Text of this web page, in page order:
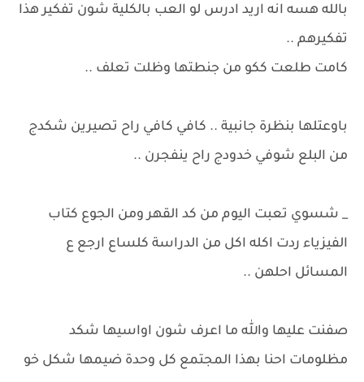
بالله هسه انه اريد ادرس لو العب بالكلية شون تفكير هذا
تفكيرهم ..
كامت طلعت ككو من جنطتها وظلت تعلف ..
باوعتلها بنظرة جانبية .. كافي كافي راح تصيرين شكدج
من البلع شوفي خدودج راح ينفجرن ..
_ شسوي تعبت اليوم من كد القهر ومن الجوع كتاب
الفيزياء ردت اكله اكل من الدراسة كلساع ارجع ع
المسائل احلهن ..
صفنت عليها والله ما اعرف شون اواسيها شكد
مظلومات احنا بهذا المجتمع كل وحدة ضيمها شكل خو